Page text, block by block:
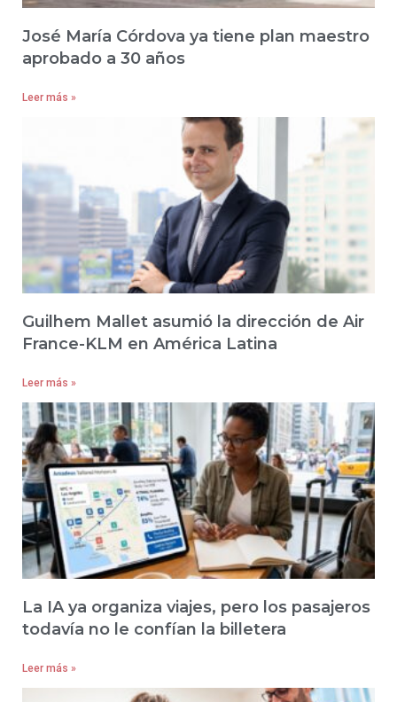
José María Córdova ya tiene plan maestro
aprobado a 30 años
Leer más »
Guilhem Mallet asumió la dirección de Air
France-KLM en América Latina
Leer más »
La IA ya organiza viajes, pero los pasajeros
todavía no le confían la billetera
Leer más »